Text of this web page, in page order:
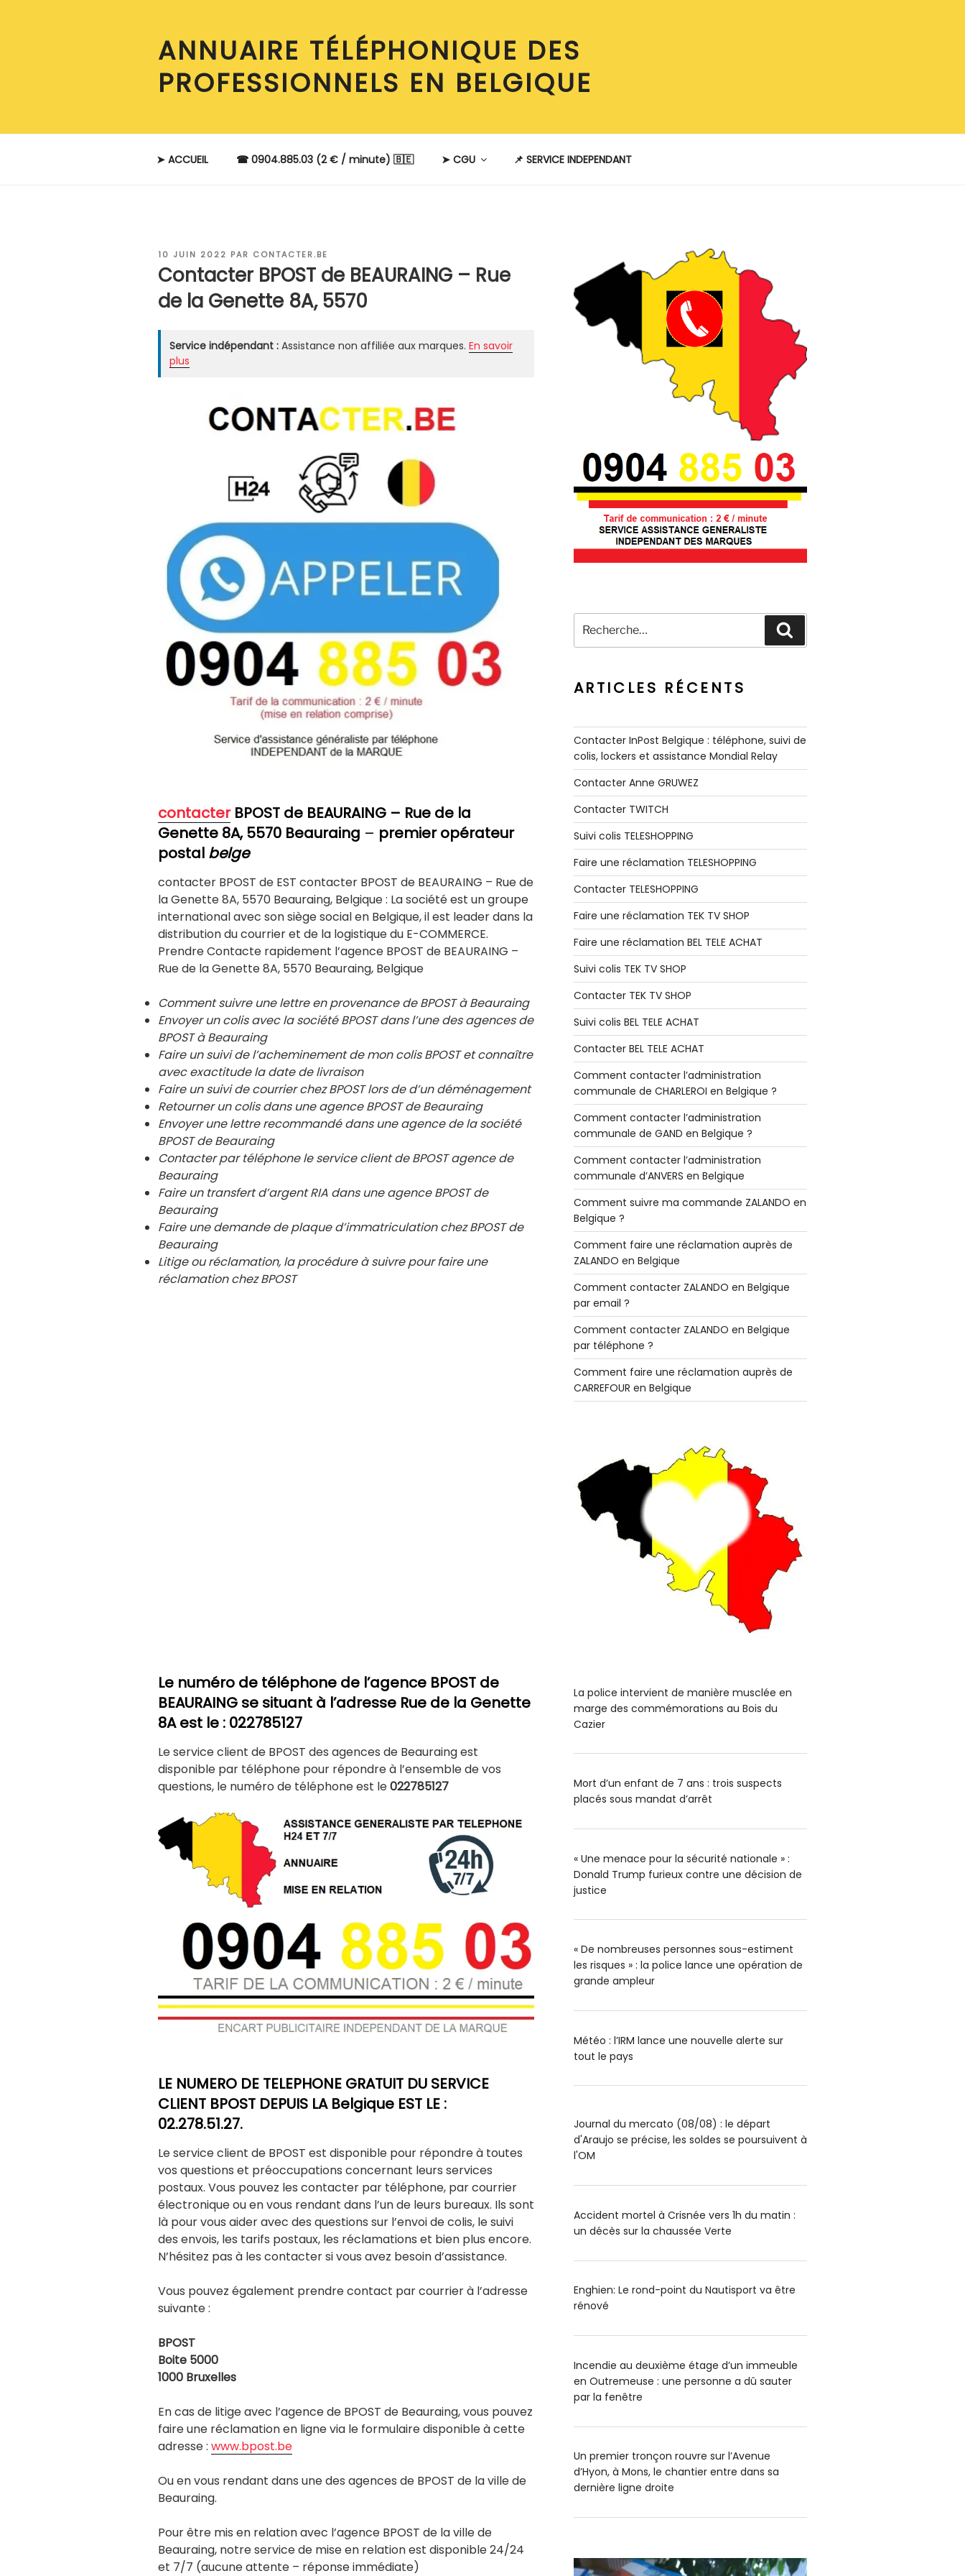
ANNUAIRE TÉLÉPHONIQUE DES
PROFESSIONNELS EN BELGIQUE
➤ ACCUEIL ☎ 0904.885.03 (2 € / minute) 🇧🇪 ➤ CGU 📌 SERVICE INDEPENDANT
PUBLIÉ
LE
10 JUIN 2022 PAR CONTACTER.BE
Contacter BPOST de BEAURAING – Rue
de la Genette 8A, 5570
Service indépendant : Assistance non affiliée aux marques. En savoir
plus
contacterBPOST de BEAURAING – Rue de la
Genette 8A, 5570 Beauraing – premier opérateur
postal belge
contacter BPOST de EST contacter BPOST de BEAURAING – Rue de
la Genette 8A, 5570 Beauraing, Belgique : La société est un groupe
international avec son siège social en Belgique, il est leader dans la
distribution du courrier et de la logistique du E-COMMERCE.
Prendre Contacte rapidement l’agence BPOST de BEAURAING –
Rue de la Genette 8A, 5570 Beauraing, Belgique
Comment suivre une lettre en provenance de BPOST à Beauraing
Envoyer un colis avec la société BPOST dans l’une des agences de
BPOST àBeauraing
Faire un suivi de l’acheminement de mon colis BPOST et connaître
avec exactitude la date de livraison
Faire un suivi de courrier chez BPOST lors de d’un déménagement
Retourner un colis dans une agence BPOST deBeauraing
Envoyer une lettre recommandé dans une agence de la société
BPOST deBeauraing
Contacter par téléphone le service client de BPOST agence de
Beauraing
Faire un transfert d’argent RIA dans une agence BPOST de
Beauraing
Faire une demande de plaque d’immatriculation chez BPOST de
Beauraing
Litige ou réclamation, la procédure à suivre pour faire une
réclamation chez BPOST
Le numéro de téléphone de l’agence BPOST de
BEAURAING se situant à l’adresse Rue de la Genette
8A est le : 022785127
Le service client de BPOST des agences de Beauraing est
disponible par téléphone pour répondre à l’ensemble de vos
questions, le numéro de téléphone est le022785127
LE NUMERO DE TELEPHONE GRATUIT DU SERVICE
CLIENT BPOST DEPUIS LA Belgique EST LE :
02.278.51.27.
Le service client de BPOST est disponible pour répondre à toutes
vos questions et préoccupations concernant leurs services
postaux. Vous pouvez les contacter par téléphone, par courrier
électronique ou en vous rendant dans l’un de leurs bureaux. Ils sont
là pour vous aider avec des questions sur l’envoi de colis, le suivi
des envois, les tarifs postaux, les réclamations et bien plus encore.
N’hésitez pas à les contacter si vous avez besoin d’assistance.
Vous pouvez également prendre contact par courrier à l’adresse
suivante :
BPOST
Boite 5000
1000 Bruxelles
En cas de litige avec l’agence de BPOST de Beauraing, vous pouvez
faire une réclamation en ligne via le formulaire disponible à cette
adresse : www.bpost.be
Ou en vous rendant dans une des agences de BPOST de la ville de
Beauraing.
Pour être mis en relation avec l’agence BPOST de la ville de
Beauraing, notre service de mise en relation est disponible 24/24
et 7/7 (aucune attente – réponse immédiate)
pour
:
ARTICLES RÉCENTS
Contacter InPost Belgique : téléphone, suivi de
colis, lockers et assistance Mondial Relay
Contacter Anne GRUWEZ
Contacter TWITCH
Suivi colis TELESHOPPING
Faire une réclamation TELESHOPPING
Contacter TELESHOPPING
Faire une réclamation TEK TV SHOP
Faire une réclamation BEL TELE ACHAT
Suivi colis TEK TV SHOP
Contacter TEK TV SHOP
Suivi colis BEL TELE ACHAT
Contacter BEL TELE ACHAT
Comment contacter l’administration
communale de CHARLEROI en Belgique ?
Comment contacter l’administration
communale de GAND en Belgique ?
Comment contacter l’administration
communale d’ANVERS en Belgique
Comment suivre ma commande ZALANDO en
Belgique ?
Comment faire une réclamation auprès de
ZALANDO en Belgique
Comment contacter ZALANDO en Belgique
par email ?
Comment contacter ZALANDO en Belgique
par téléphone ?
Comment faire une réclamation auprès de
CARREFOUR en Belgique
La police intervient de manière musclée en
marge des commémorations au Bois du
Cazier
Mort d’un enfant de 7 ans : trois suspects
placés sous mandat d’arrêt
« Une menace pour la sécurité nationale » :
Donald Trump furieux contre une décision de
justice
« De nombreuses personnes sous-estiment
les risques » : la police lance une opération de
grande ampleur
Météo : l’IRM lance une nouvelle alerte sur
tout le pays
Journal du mercato (08/08) : le départ
d'Araujo se précise, les soldes se poursuivent à
l'OM
Accident mortel à Crisnée vers 1h du matin :
un décès sur la chaussée Verte
Enghien: Le rond-point du Nautisport va être
rénové
Incendie au deuxième étage d’un immeuble
en Outremeuse : une personne a dû sauter
par la fenêtre
Un premier tronçon rouvre sur l’Avenue
d’Hyon, à Mons, le chantier entre dans sa
dernière ligne droite